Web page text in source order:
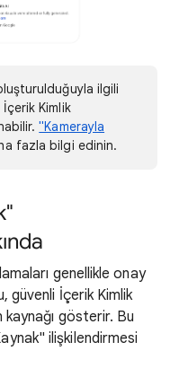
ilgili
Kimlik
"Kamerayla
fazla bilgi edinin.
genellikle onay
güvenli İçerik Kimlik
gösterir. Bu
ilişkilendirmesi